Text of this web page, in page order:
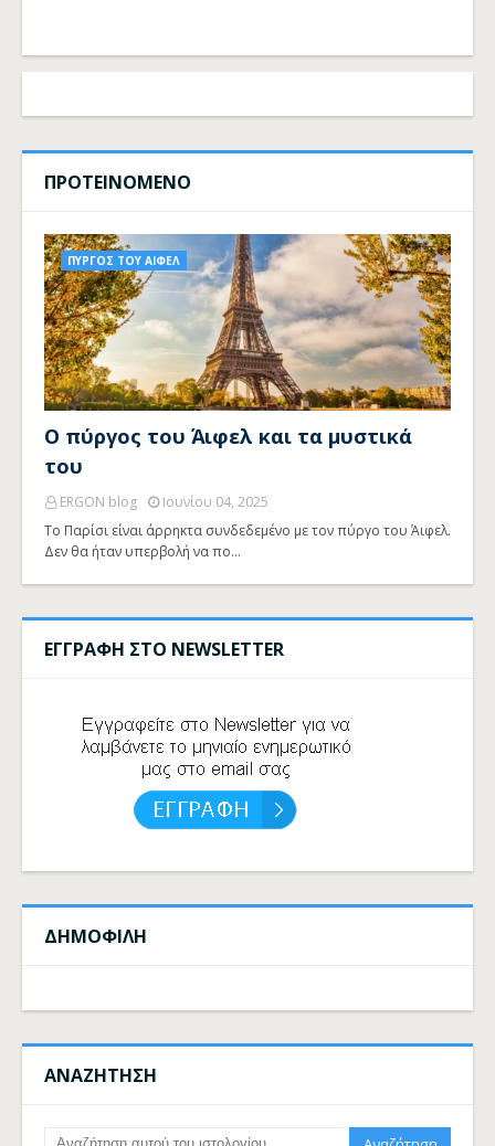
ΠΡΟΤΕΙΝΟΜΕΝΟ
ΠΥΡΓΟΣ ΤΟΥ ΑΙΦΕΛ
Ο πύργος του Άιφελ και τα μυστικά
του
ERGON blog
Ιουνίου 04, 2025
Το Παρίσι είναι άρρηκτα συνδεδεμένο με τον πύργο του Άιφελ.
Δεν θα ήταν υπερβολή να πο…
ΕΓΓΡΑΦΗ ΣΤΟ NEWSLETTER
ΔΗΜΟΦΙΛΗ
ΑΝΑΖΗΤΗΣΗ